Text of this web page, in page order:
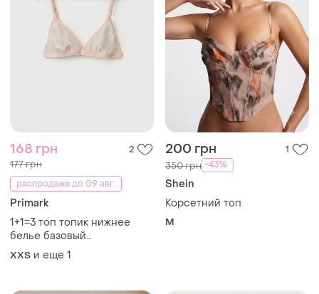
168 грн 2
177 грн
распродажа до 09 авг.
Primark
1+1=3 топ топик нижнее
белье базовый
классический primark сток
XХS и еще 1
200 грн 1
350 грн -43%
Shein
Корсетний топ
M